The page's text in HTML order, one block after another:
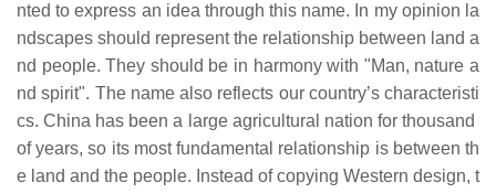
nted to express an idea through this name. In my opinion la
ndscapes should represent the relationship between land a
nd people. They should be in harmony with "Man, nature a
nd spirit". The name also reflects our country’s characteristi
cs. China has been a large agricultural nation for thousand
of years, so its most fundamental relationship is between th
e land and the people. Instead of copying Western design, t